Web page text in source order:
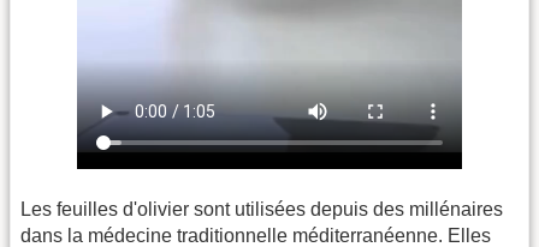
Les feuilles d'olivier sont utilisées depuis des millénaires
dans la médecine traditionnelle méditerranéenne. Elles